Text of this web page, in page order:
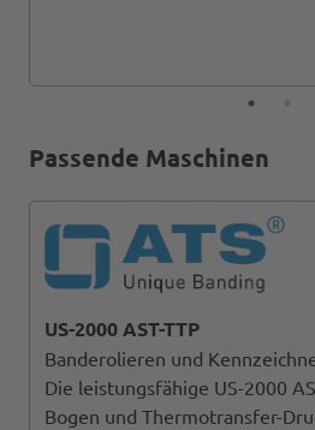
Passende Maschinen
US-2000 AST-TTP
Banderolieren und
Die leistungsfähige US-2000
Bogen und Thermotransfer-